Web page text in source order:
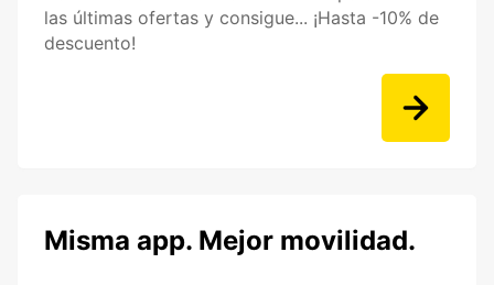
las últimas ofertas y consigue... ¡Hasta -10% de
descuento!
Misma app. Mejor movilidad.